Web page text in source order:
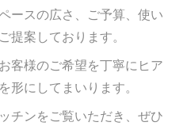
ースの広さ、ご予算、使い
提案しております。
客様のご希望を丁寧にヒア
形にしてまいります。
チンをご覧いただき、ぜひ